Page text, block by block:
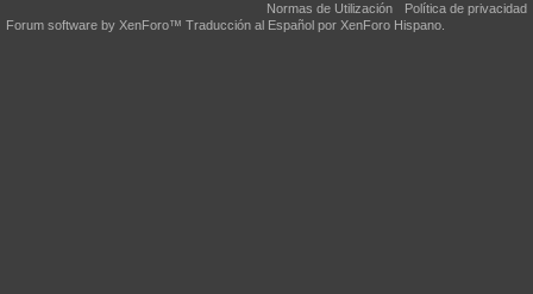
Normas de Utilización
Política de privacidad
Forum software by XenForo™ Traducción al Español por XenForo Hispano.